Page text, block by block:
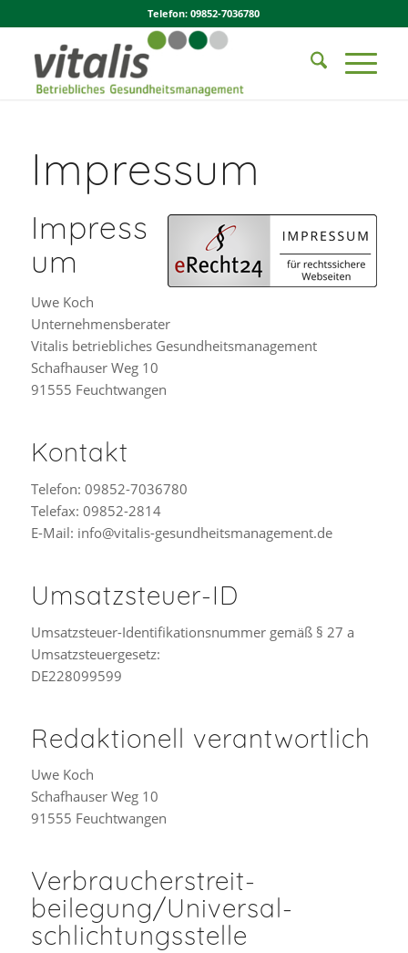
Telefon: 09852-7036780
Impressum
Impress
um
Uwe Koch
Unternehmensberater
Vitalis betriebliches Gesundheitsmanagement
Schafhauser Weg 10
91555 Feuchtwangen
Kontakt
Telefon: 09852-7036780
Telefax: 09852-2814
E-Mail: info@vitalis-gesundheitsmanagement.de
Umsatzsteuer-ID
Umsatzsteuer-Identifikationsnummer gemäß § 27 a
Umsatzsteuergesetz:
DE228099599
Redaktionell verantwortlich
Uwe Koch
Schafhauser Weg 10
91555 Feuchtwangen
Verbraucher­streit­
beilegung/Universal­
schlichtungs­stelle